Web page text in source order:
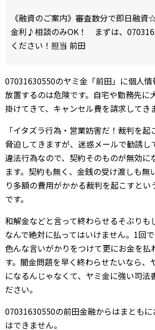
《融資のご案内》審査数分で即日融
金利♪相談のみOK！ まずは、
ください！担当 前田
07031630550のヤミ金「前田」に個人
放置するのは危険です。自宅や勤務先に
掛けてきて、キャンセル費を請求してき
「イタズラ行為・営業妨害だ！裁判を起
脅迫してきますが、迷惑メールで勧誘し
違法行為なので、契約そのものが無効に
ます。契約も無く、金銭の受け渡しも無
り多額の費用がかかる裁判を起こすとい
です。
和解金などと言って終わらせるそぶりも
なんで絶対に払ってはいけません。1回
色んな言いがかりをつけて更にお金を払
す。闇金問題を早く終わらせたいなら、
になるんじゃなくて、ヤミ金に強い司法
ださい。
07031630550の前田金融からはまともに
はできません。